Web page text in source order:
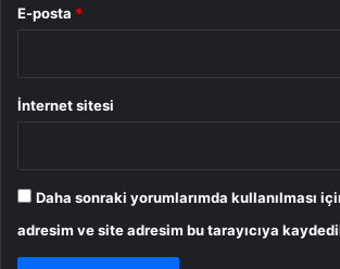
E-posta *
İnternet sitesi
Daha sonraki yorumlarımda kullanılması
adresim ve site adresim bu tarayıcıya